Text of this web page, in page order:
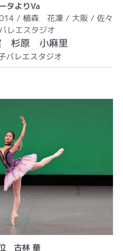
タよりVa
/ 植森 花凜 / 大阪 / 佐々
レエスタジオ
杉原 小麻里
バレエスタジオ
古林 華